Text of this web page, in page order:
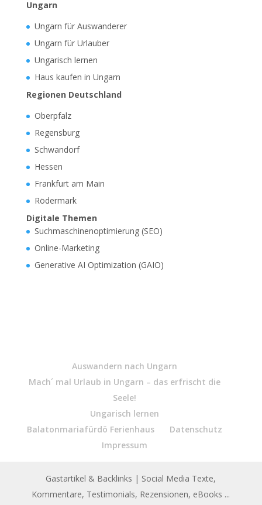
Ungarn
Ungarn für Auswanderer
Ungarn für Urlauber
Ungarisch lernen
Haus kaufen in Ungarn
Regionen Deutschland
Oberpfalz
Regensburg
Schwandorf
Hessen
Frankfurt am Main
Rödermark
Digitale Themen
Suchmaschinenoptimierung (SEO)
Online-Marketing
Generative AI Optimization (GAIO)
Auswandern nach Ungarn
Mach´ mal Urlaub in Ungarn – das erfrischt die
Seele!
Ungarisch lernen
Balatonmariafürdö Ferienhaus
Datenschutz
Impressum
Gastartikel & Backlinks | Social Media Texte,
Kommentare, Testimonials, Rezensionen, eBooks ...